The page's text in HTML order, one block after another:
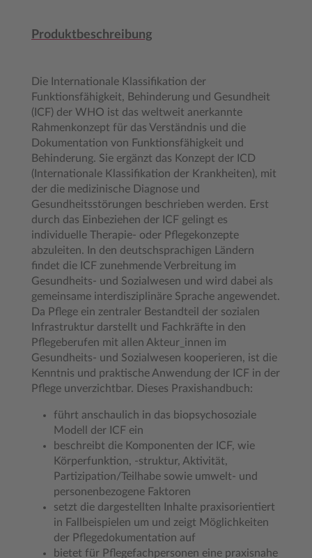
Produktbeschreibung
Die Internationale Klassifikation der
Funktionsfähigkeit, Behinderung und Gesundheit
(ICF) der WHO ist das weltweit anerkannte
Rahmenkonzept für das Verständnis und die
Dokumentation von Funktionsfähigkeit und
Behinderung. Sie ergänzt das Konzept der ICD
(Internationale Klassifikation der Krankheiten), mit
der die medizinische Diagnose und
Gesundheitsstörungen beschrieben werden. Erst
durch das Einbeziehen der ICF gelingt es
individuelle Therapie- oder Pflegekonzepte
abzuleiten. In den deutschsprachigen Ländern
findet die ICF zunehmende Verbreitung im
Gesundheits- und Sozialwesen und wird dabei als
gemeinsame interdisziplinäre Sprache angewendet.
Da Pflege ein zentraler Bestandteil der sozialen
Infrastruktur darstellt und Fachkräfte in den
Pflegeberufen mit allen Akteur_innen im
Gesundheits- und Sozialwesen kooperieren, ist die
Kenntnis und praktische Anwendung der ICF in der
Pflege unverzichtbar. Dieses Praxishandbuch:
führt anschaulich in das biopsychosoziale
Modell der ICF ein
beschreibt die Komponenten der ICF, wie
Körperfunktion, -struktur, Aktivität,
Partizipation/Teilhabe sowie umwelt- und
personenbezogene Faktoren
setzt die dargestellten Inhalte praxisorientiert
in Fallbeispielen um und zeigt Möglichkeiten
der Pflegedokumentation auf
bietet für Pflegefachpersonen eine praxisnahe